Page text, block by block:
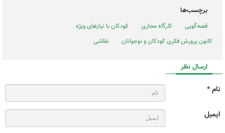
برچسب‌ها
قصه‌‌گویی کارگاه مجازی
کودکان با نیازهای ویژه
کانون پرورش فکری کودکان و نوجوانان
نقاشی
ارسال نظر
نام *
ایمیل